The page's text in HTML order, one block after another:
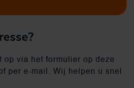
op via het formulier op deze
per e-mail. Wij helpen u snel